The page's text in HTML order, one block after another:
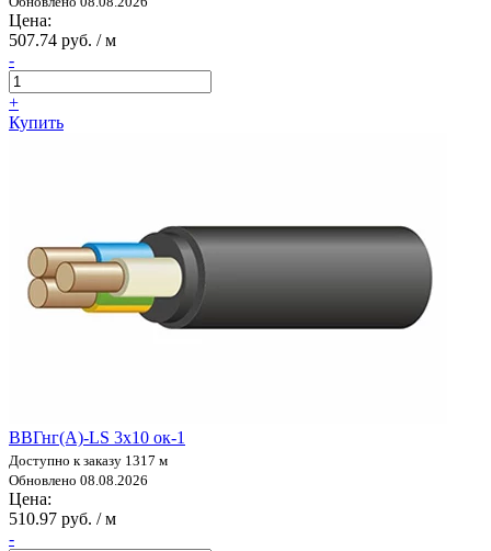
Цена:
507.74 руб. / м
-
+
Купить
ВВГнг(А)-LS 3х10 ок-1
Доступно к заказу 1317 м
Обновлено 08.08.2026
Цена:
510.97 руб. / м
-